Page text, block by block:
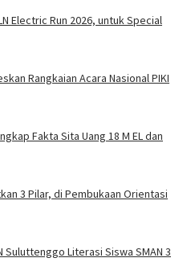
Electric Run 2026, untuk Special
Rangkaian Acara Nasional PIKI
Fakta Sita Uang 18 M EL dan
3 Pilar, di Pembukaan Orientasi
Suluttenggo Literasi Siswa SMAN 3